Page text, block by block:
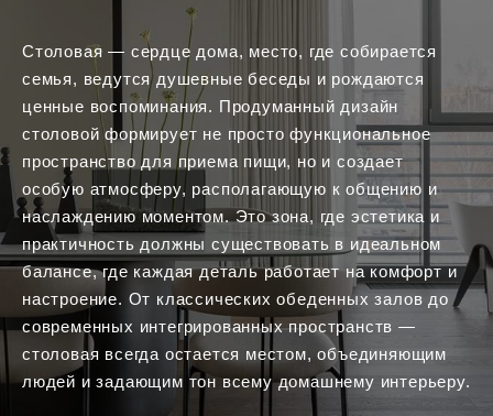
Столовая — сердце дома, место, где собирается
семья, ведутся душевные беседы и рождаются
ценные воспоминания. Продуманный дизайн
столовой формирует не просто функциональное
пространство для приема пищи, но и создает
особую атмосферу, располагающую к общению и
наслаждению моментом. Это зона, где эстетика и
практичность должны существовать в идеальном
балансе, где каждая деталь работает на комфорт и
настроение. От классических обеденных залов до
современных интегрированных пространств —
столовая всегда остается местом, объединяющим
людей и задающим тон всему домашнему интерьеру.